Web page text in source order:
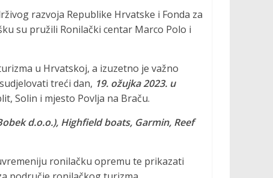
razvoja Republike Hrvatske i Fonda za
su pružili Ronilački centar Marco Polo i
u Hrvatskoj, a izuzetno je važno
treći dan, 19. ožujka 2023. u
Solin i mjesto Povlja na Braču.
d.o.o.), Highfield boats, Garmin, Reef
ronilačku opremu te prikazati